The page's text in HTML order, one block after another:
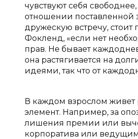
чувствуют себя
отношении поставленной
дружескую встречу, стоит
Фокленд, «если нет
прав. Не бывает
она растягивается на
идеями, так что от
В каждом взрослом
элемент. Например, за
лишения премии или
корпоратива или